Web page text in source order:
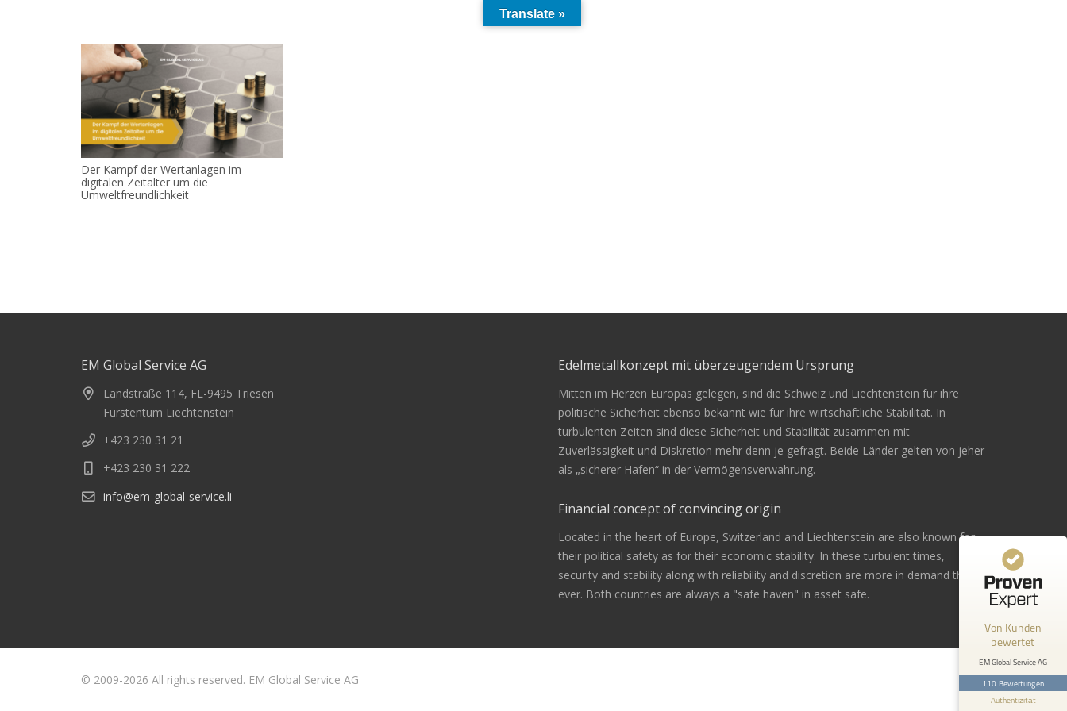
Der Kampf der Wertanlagen im
digitalen Zeitalter um die
Umweltfreundlichkeit
EM Global Service AG
Landstraße 114, FL-9495 Triesen
Fürstentum Liechtenstein
+423 230 31 21
+423 230 31 222
info@em-global-service.li
Edelmetallkonzept mit überzeugendem Ursprung
Mitten im Herzen Europas gelegen, sind die Schweiz und Liechtenstein für ihre
politische Sicherheit ebenso bekannt wie für ihre wirtschaftliche Stabilität. In
turbulenten Zeiten sind diese Sicherheit und Stabilität zusammen mit
Zuverlässigkeit und Diskretion mehr denn je gefragt. Beide Länder gelten von jeher
als „sicherer Hafen“ in der Vermögensverwahrung.
Financial concept of convincing origin
Located in the heart of Europe, Switzerland and Liechtenstein are also known for
their political safety as for their economic stability. In these turbulent times,
security and stability along with reliability and discretion are more in demand than
ever. Both countries are always a "safe haven" in asset safe.
© 2009-2026 All rights reserved. EM Global Service AG
Translate »
Von Kunden
bewertet
EM Global Service AG
110 Bewertungen
Authentizität
Kundenbewertungen und Erfahrungen zu
EM Global Service AG
SEHR GUT
68
Bewertungen auf
ProvenExpert.com
42
Bewertungen von 1
anderen Quelle
Blick aufs ProvenExpert-Profil werfen
Andreas Z.
5
Bin mit der Beratung sehr zufrieden
weiterempfehlen .